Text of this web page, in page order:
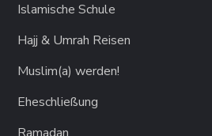
Islamische Schule
Hajj & Umrah Reisen
Muslim(a) werden!
Eheschließung